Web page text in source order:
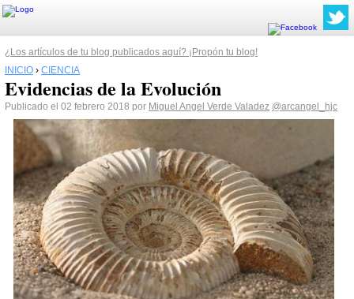
¿Los artículos de tu blog publicados aquí? ¡Propón tu blog!
INICIO › CIENCIA
Evidencias de la Evolución
Publicado el 02 febrero 2018 por Miguel Angel Verde Valadez @arcangel_hjc